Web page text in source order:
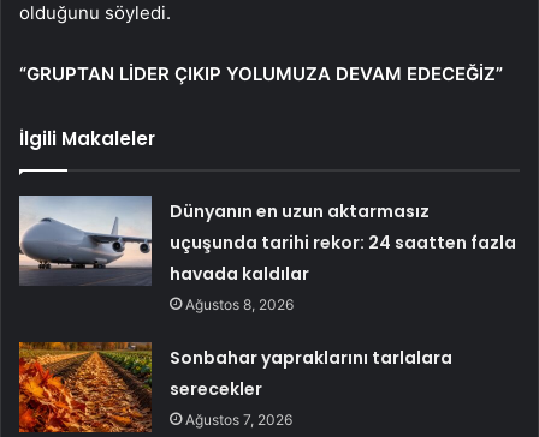
olduğunu söyledi.
“GRUPTAN LİDER ÇIKIP YOLUMUZA DEVAM EDECEĞİZ”
İlgili Makaleler
Dünyanın en uzun aktarmasız
uçuşunda tarihi rekor: 24 saatten fazla
havada kaldılar
Ağustos 8, 2026
Sonbahar yapraklarını tarlalara
serecekler
Ağustos 7, 2026